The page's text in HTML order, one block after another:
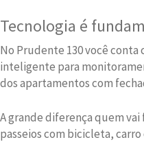
Tecnologia é
No Prudente 130 você conta
inteligente para
dos apartamentos com
A grande diferença quem
passeios com bicicleta,